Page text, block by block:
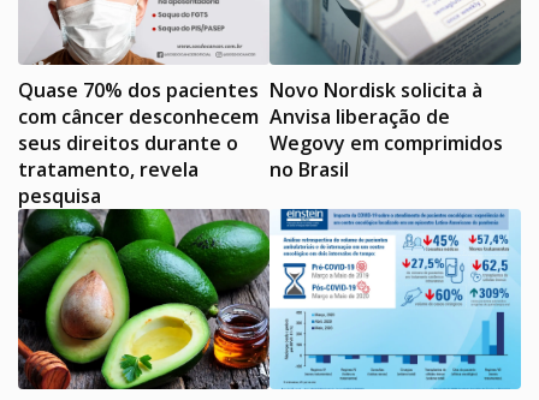
Quase 70% dos pacientes
com câncer desconhecem
seus direitos durante o
tratamento, revela
pesquisa
Novo Nordisk solicita à
Anvisa liberação de
Wegovy em comprimidos
no Brasil